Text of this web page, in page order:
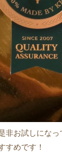
お試しになっ
すめです！